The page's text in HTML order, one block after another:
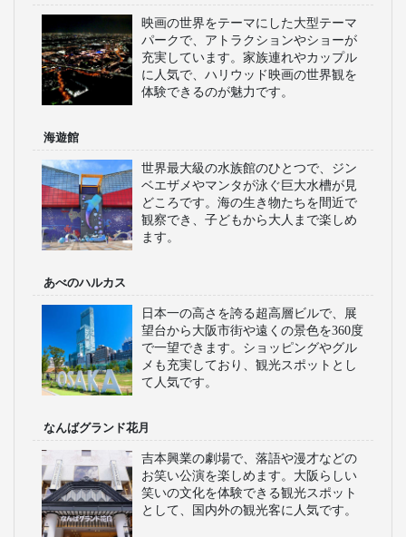
映画の世界をテーマにした大型テーマ
パークで、アトラクションやショーが
充実しています。家族連れやカップル
に人気で、ハリウッド映画の世界観を
体験できるのが魅力です。
海遊館
世界最大級の水族館のひとつで、ジン
ベエザメやマンタが泳ぐ巨大水槽が見
どころです。海の生き物たちを間近で
観察でき、子どもから大人まで楽しめ
ます。
あべのハルカス
日本一の高さを誇る超高層ビルで、展
望台から大阪市街や遠くの景色を360度
で一望できます。ショッピングやグル
メも充実しており、観光スポットとし
て人気です。
なんばグランド花月
吉本興業の劇場で、落語や漫才などの
お笑い公演を楽しめます。大阪らしい
笑いの文化を体験できる観光スポット
として、国内外の観光客に人気です。